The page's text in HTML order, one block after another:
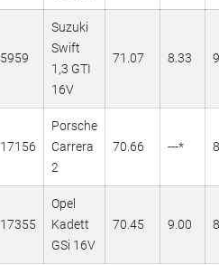
5959
Suzuki
Swift
1,3 GTI
16V
71.07 8.33
17156
Porsche
Carrera
2
70.66 ---*
17355
Opel
Kadett
GSi 16V
70.45 9.00